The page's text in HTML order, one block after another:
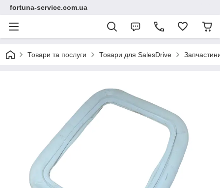
fortuna-service.com.ua
Товари та послуги Товари для SalesDrive